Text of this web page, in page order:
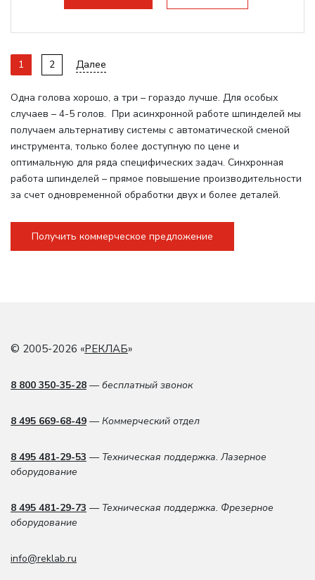
Цанговый патрон:ER32
1 2 Далее
Одна голова хорошо, а три – гораздо лучше. Для особых
случаев – 4-5 голов. При асинхронной работе шпинделей мы
получаем альтернативу системы с автоматической сменой
инструмента, только более доступную по цене и
оптимальную для ряда специфических задач. Синхронная
работа шпинделей – прямое повышение производительности
за счет одновременной обработки двух и более деталей.
Получить коммерческое предложение
© 2005-2026 «РЕКЛАБ»
8 800 350-35-28 — бесплатный звонок
8 495 669-68-49 — Коммерческий отдел
8 495 481-29-53 — Техническая поддержка. Лазерное
оборудование
8 495 481-29-73 — Техническая поддержка. Фрезерное
оборудование
info@reklab.ru